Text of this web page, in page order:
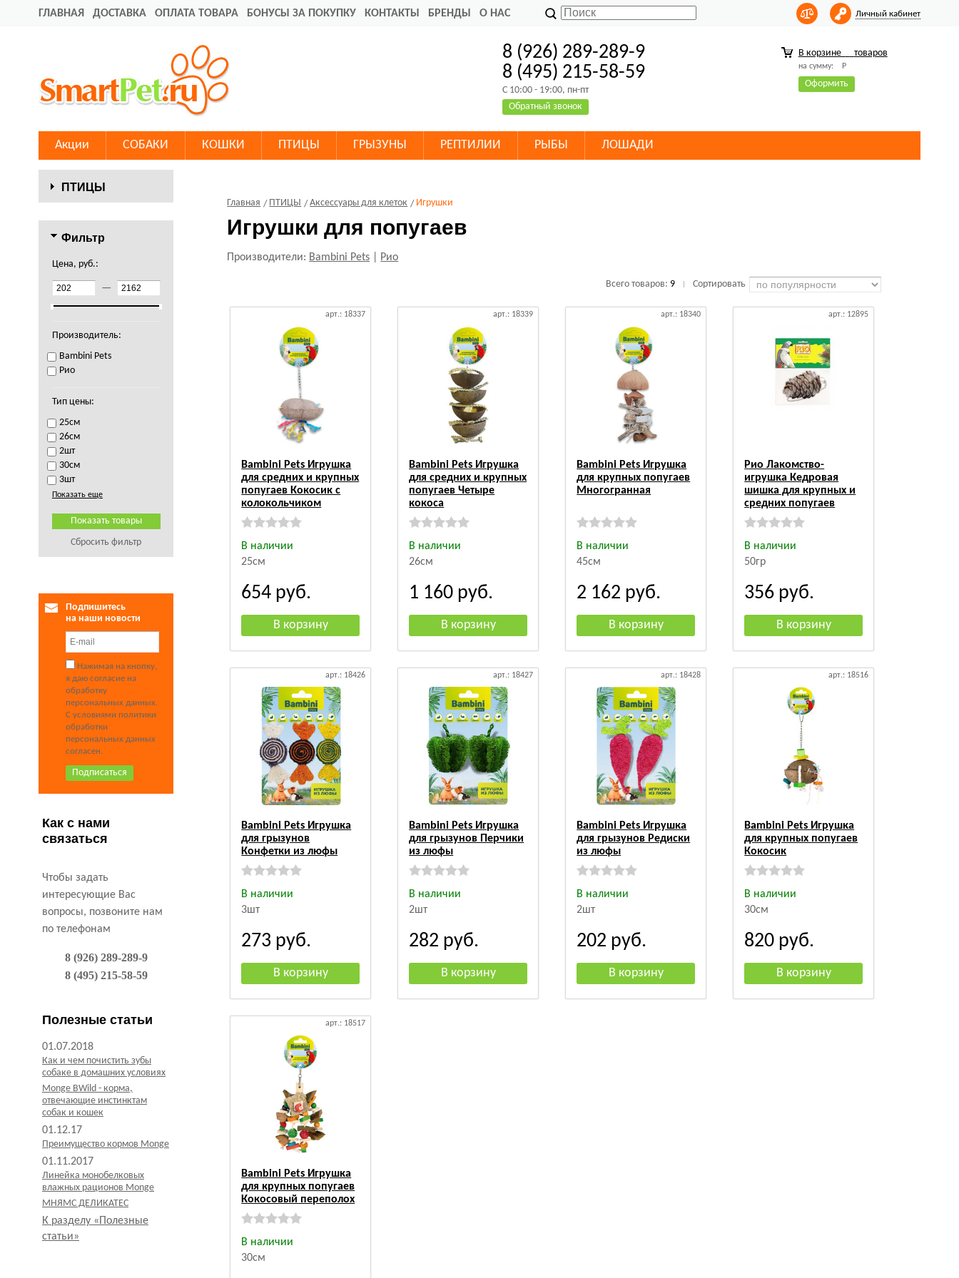
ГЛАВНАЯ ДОСТАВКА ОПЛАТА ТОВАРА БОНУСЫ ЗА ПОКУПКУ КОНТАКТЫ БРЕНДЫ О НАС Личный кабинет
8 (926) 289-289-9
8 (495) 215-58-59
C 10:00 - 19:00, пн-пт
Обратный звонок
В корзине товаров
на сумму: Р
Оформить
Акции СОБАКИ КОШКИ ПТИЦЫ ГРЫЗУНЫ РЕПТИЛИИ РЫБЫ ЛОШАДИ
ПТИЦЫ
Фильтр
Цена, руб.:
—
Производитель:
Bambini Pets
Рио
Тип цены:
25см
26см
2шт
30см
3шт
Показать еще
Сбросить фильтр
Подпишитесь
на наши новости
Нажимая на кнопку,
я даю согласие на
обработку
персональных данных.
С условиями политики
обработки
персональных данных
согласен.
Как с нами
связаться
Чтобы задать
интересующие Вас
вопросы, позвоните нам
по телефонам
8 (926) 289-289-9
8 (495) 215-58-59
Полезные статьи
01.07.2018
Как и чем почистить зубы
собаке в домашних условиях
Monge BWild - корма,
отвечающие инстинктам
собак и кошек
01.12.17
Преимущество кормов Monge
01.11.2017
Линейка монобелковых
влажных рационов Monge
МНЯМС ДЕЛИКАТЕС
К разделу «Полезные
статьи»
Главная ПТИЦЫ Аксессуары для клеток Игрушки
Игрушки для попугаев
Производители: Bambini Pets Рио
Всего товаров: 9 Сортировать
арт.: 18337
Bambini Pets Игрушка
для средних и крупных
попугаев Кокосик с
колокольчиком
В наличии
25см
654 руб.
арт.: 18339
Bambini Pets Игрушка
для средних и крупных
попугаев Четыре
кокоса
В наличии
26см
1 160 руб.
арт.: 18340
Bambini Pets Игрушка
для крупных попугаев
Многогранная
В наличии
45см
2 162 руб.
арт.: 12895
Рио Лакомство-
игрушка Кедровая
шишка для крупных и
средних попугаев
В наличии
50гр
356 руб.
арт.: 18426
Bambini Pets Игрушка
для грызунов
Конфетки из люфы
В наличии
3шт
273 руб.
арт.: 18427
Bambini Pets Игрушка
для грызунов Перчики
из люфы
В наличии
2шт
282 руб.
арт.: 18428
Bambini Pets Игрушка
для грызунов Редиски
из люфы
В наличии
2шт
202 руб.
арт.: 18516
Bambini Pets Игрушка
для крупных попугаев
Кокосик
В наличии
30см
820 руб.
арт.: 18517
Bambini Pets Игрушка
для крупных попугаев
Кокосовый переполох
В наличии
30см